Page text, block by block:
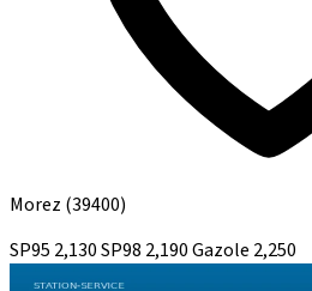
Morez (39400)
SP95 2,130SP98 2,190Gazole 2,250